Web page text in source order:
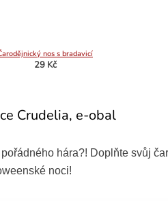
nos s bradavicí
29 Kč
Crudelia, e-obal
hára?! Doplňte svůj
noci!